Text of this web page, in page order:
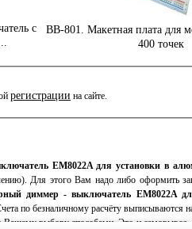
с
BB-801. Макетная плата для
400 точек
регистрации на сайте.
EM8022A для установки в
Для этого Вам надо либо оформить
диммер - выключатель EM8022A
по безналичному расчёту выписываются
Вашему выбору способами. Это и